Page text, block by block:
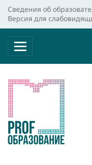
Сведения об
Версия для